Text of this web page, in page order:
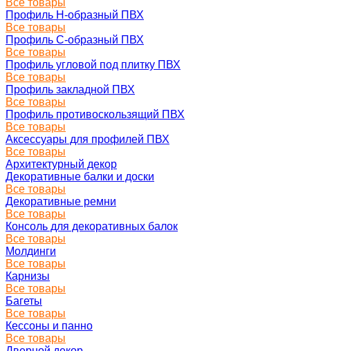
Все товары
Профиль H-образный ПВХ
Все товары
Профиль C-образный ПВХ
Все товары
Профиль угловой под плитку ПВХ
Все товары
Профиль закладной ПВХ
Все товары
Профиль противоскользящий ПВХ
Все товары
Аксессуары для профилей ПВХ
Все товары
Архитектурный декор
Декоративные балки и доски
Все товары
Декоративные ремни
Все товары
Консоль для декоративных балок
Все товары
Молдинги
Все товары
Карнизы
Все товары
Багеты
Все товары
Кессоны и панно
Все товары